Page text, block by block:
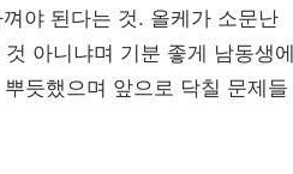
야 된다는 것. 올케가 소문난
아니냐며 기분 좋게 남동생에
듯했으며 앞으로 닥칠 문제들